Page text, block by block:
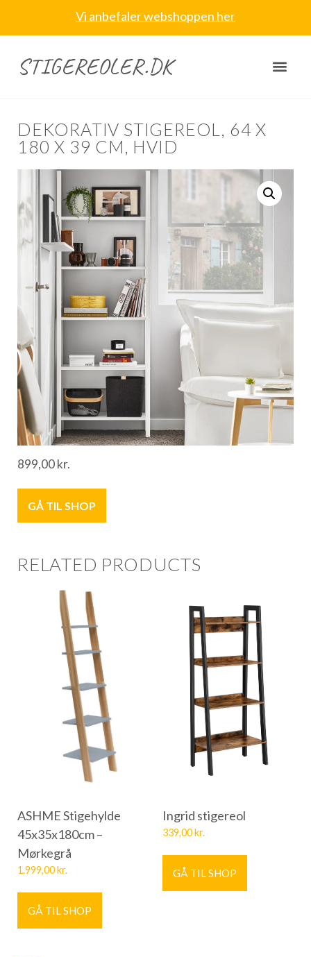
Vi anbefaler webshoppen her
STIGEREOLER.DK
DEKORATIV STIGEREOL, 64 X
180 X 39 CM, HVID
899,00kr.
GÅ TIL SHOP
RELATED PRODUCTS
ASHME Stigehylde
45x35x180cm –
Mørkegrå
1.999,00kr.
GÅ TIL SHOP
Ingrid stigereol
339,00kr.
GÅ TIL SHOP